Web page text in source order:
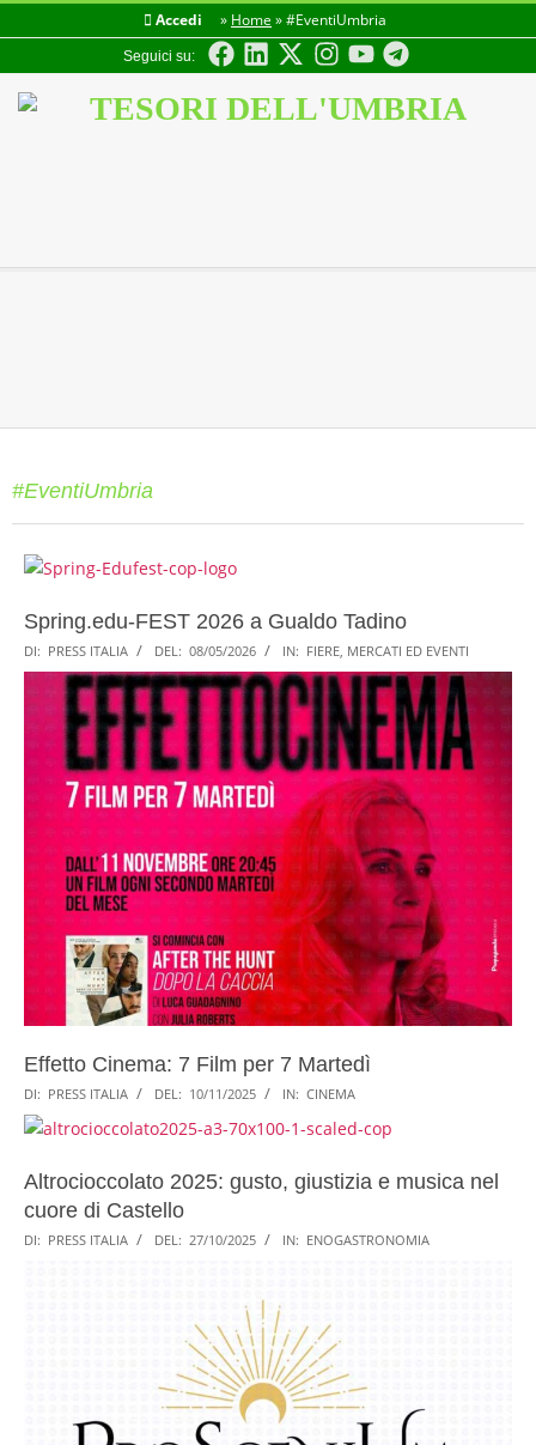
Accedi » Home »#EventiUmbria
Seguici su:
#EventiUmbria
Spring.edu-FEST 2026 a Gualdo Tadino
DI: PRESS ITALIA DEL: 08/05/2026 IN: FIERE, MERCATI ED EVENTI
Effetto Cinema: 7 Film per 7 Martedì
DI: PRESS ITALIA DEL: 10/11/2025 IN: CINEMA
Altrocioccolato 2025: gusto, giustizia e musica nel
cuore di Castello
DI: PRESS ITALIA DEL: 27/10/2025 IN: ENOGASTRONOMIA